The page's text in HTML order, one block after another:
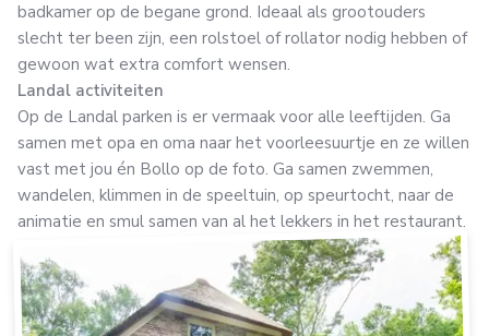
badkamer op de begane grond. Ideaal als grootouders
slecht ter been zijn, een rolstoel of rollator nodig hebben of
gewoon wat extra comfort wensen.
Landal activiteiten
Op de Landal parken is er vermaak voor alle leeftijden. Ga
samen met opa en oma naar het voorleesuurtje en ze willen
vast met jou én Bollo op de foto. Ga samen zwemmen,
wandelen, klimmen in de speeltuin, op speurtocht, naar de
animatie en smul samen van al het lekkers in het restaurant.